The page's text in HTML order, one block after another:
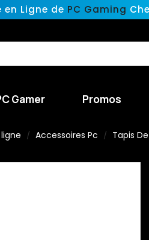
en Ligne de PC Gaming
Gamer Promos
Accessoires Pc Tapis